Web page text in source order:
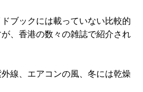
ブックには載っていない比較的
、香港の数々の雑誌で紹介され
線、エアコンの風、冬には乾燥